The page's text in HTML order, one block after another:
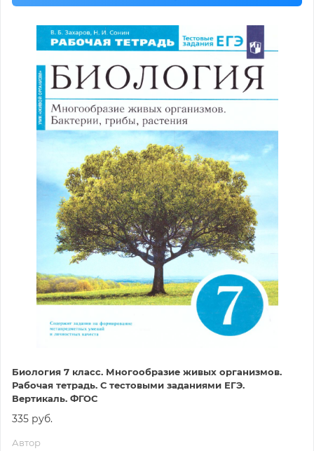
Биология 7 класс. Многообразие живых организмов.
Рабочая тетрадь. С тестовыми заданиями ЕГЭ.
Вертикаль. ФГОС
335 руб.
Автор